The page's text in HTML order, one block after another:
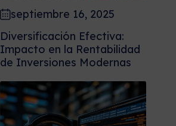
septiembre 16, 2025
Diversificación Efectiva:
Impacto en la Rentabilidad
de Inversiones Modernas